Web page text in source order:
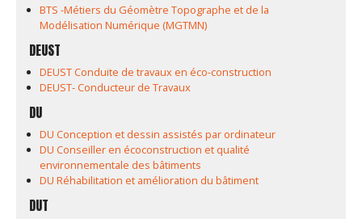
BTS -Métiers du Géomètre Topographe et de la
Modélisation Numérique (MGTMN)
DEUST
DEUST Conduite de travaux en éco-construction
DEUST- Conducteur de Travaux
DU
DU Conception et dessin assistés par ordinateur
DU Conseiller en écoconstruction et qualité
environnementale des bâtiments
DU Réhabilitation et amélioration du bâtiment
DUT